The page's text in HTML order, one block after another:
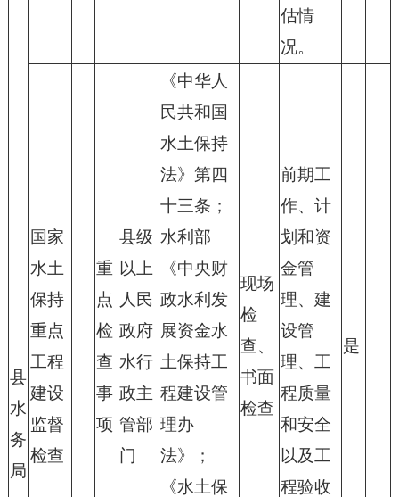
县
水
务
局
估情
况。
国家
水土
保持
重点
工程
建设
监督
检查
重
点
检
查
事
项
县级
以上
人民
政府
水行
政主
管部
门
《中华人
民共和国
水土保持
法》第四
十三条；
水利部
《中央财
政水利发
展资金水
土保持工
程建设管
理办
法》；
《水土保
现场
检
查、
书面
检查
前期工
作、计
划和资
金管
理、建
设管
理、工
程质量
和安全
以及工
程验收
是